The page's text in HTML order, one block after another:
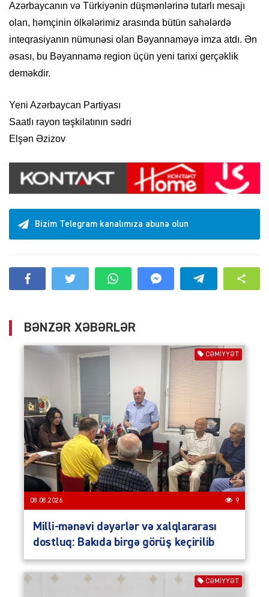
Azərbaycanın və Türkiyənin düşmənlərinə tutarlı mesajı
olan, həmçinin ölkələrimiz arasında bütün sahələrdə
inteqrasiyanın nümunəsi olan Bəyannaməyə imza atdı. Ən
əsası, bu Bəyannamə region üçün yeni tarixi gerçəklik
deməkdir.
Yeni Azərbaycan Partiyası
Saatlı rayon təşkilatının sədri
Elşən Əzizov
Bizim Telegram kanalımıza abunə olun
BƏNZƏR XƏBƏRLƏR
CƏMIYYƏT
08.08.2026 9
Milli-mənəvi dəyərlər və xalqlararası
dostluq: Bakıda birgə görüş keçirilib
CƏMIYYƏT